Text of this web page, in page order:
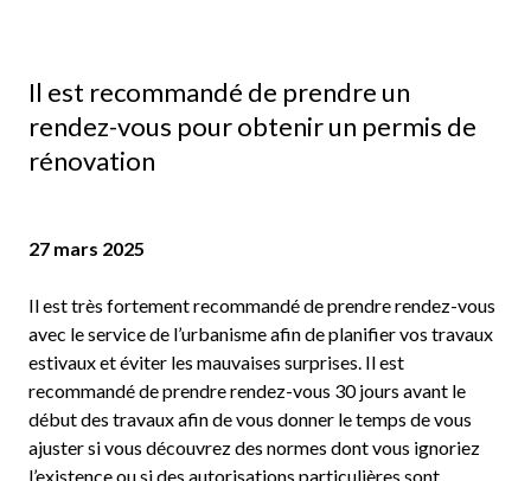
prendre
rendez-
vous
un
de
rénovation
Il est recommandé de prendre un
rendez-vous pour obtenir un permis de
rénovation
27 mars 2025
Il est très fortement recommandé de prendre rendez-vous
avec le service de l’urbanisme afin de planifier vos travaux
estivaux et éviter les mauvaises surprises. Il est
recommandé de prendre rendez-vous 30 jours avant le
début des travaux afin de vous donner le temps de vous
ajuster si vous découvrez des normes dont vous ignoriez
l’existence ou si des autorisations particulières sont